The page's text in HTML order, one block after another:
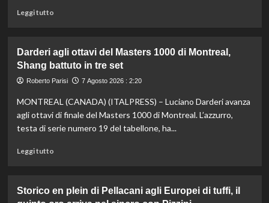
Leggi tuttoLeggi
Nazionale,
ecco
lo
di
Mancini:
Bollini
Bonucci
Darderi agli ottavi del Masters 1000 di Montreal,
Shang battuto in tre set
Roberto Parisi 7 Agosto 2026 : 2:20
MONTREAL (CANADA) (ITALPRESS) – Luciano Darderi avanza
agli ottavi di finale del Masters 1000 di Montreal. L’azzurro,
testa di serie numero 19 del tabellone, ha...
Leggi tuttoLeggi
Darderi
Storico en plein di Pellacani agli Europei di tuffi, il